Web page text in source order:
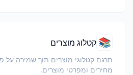
📚 קטלוג מוצרים
תרגם קטלוגי מוצרים תוך שמירה על
מחירים ומפרטי מוצרים.